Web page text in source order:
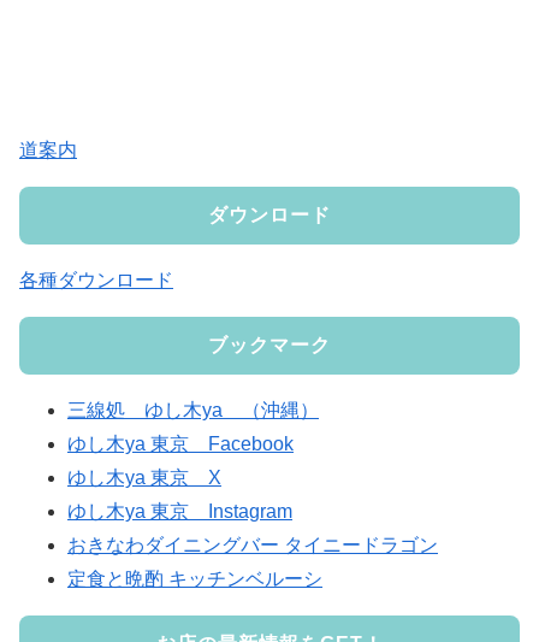
道案内
ダウンロード
各種ダウンロード
ブックマーク
三線処 ゆし木ya （沖縄）
ゆし木ya 東京 Facebook
ゆし木ya 東京 X
ゆし木ya 東京 Instagram
おきなわダイニングバー タイニードラゴン
定食と晩酌 キッチンベルーシ